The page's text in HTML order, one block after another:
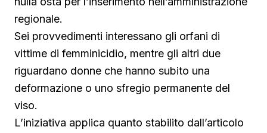
regionale.
Sei provvedimenti interessano gli orfani di
vittime di femminicidio, mentre gli altri due
riguardano donne che hanno subito una
deformazione o uno sfregio permanente del
viso.
L’iniziativa applica quanto stabilito dall’articolo